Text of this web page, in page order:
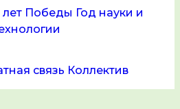
лет Победы Год науки и
связь Коллектив